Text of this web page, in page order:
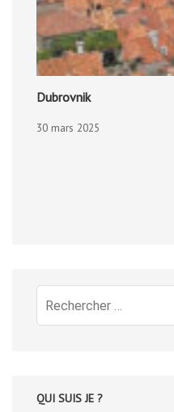
Dubrovnik
30 mars 2025
Recherche
pour
QUI SUIS JE ?